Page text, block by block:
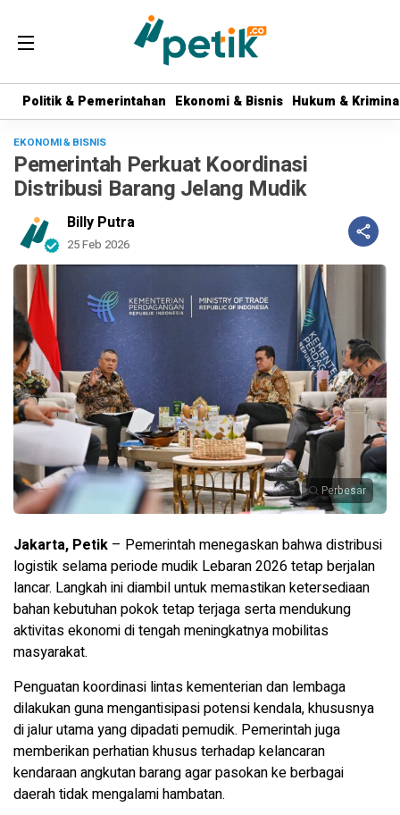
Politik & Pemerintahan Ekonomi & Bisnis Hukum &
Politik & Pemerintahan Ekonomi & Bisnis Hukum &
EKONOMI & BISNIS
Pemerintah Perkuat Koordinasi
Distribusi Barang Jelang Mudik
Billy Putra
25 Feb 2026
Perbesar
Jakarta, Petik – Pemerintah menegaskan bahwa distribusi
logistik selama periode mudik Lebaran 2026 tetap berjalan
lancar. Langkah ini diambil untuk memastikan ketersediaan
bahan kebutuhan pokok tetap terjaga serta mendukung
aktivitas ekonomi di tengah meningkatnya mobilitas
masyarakat.
Penguatan koordinasi lintas kementerian dan lembaga
dilakukan guna mengantisipasi potensi kendala, khususnya
di jalur utama yang dipadati pemudik. Pemerintah juga
memberikan perhatian khusus terhadap kelancaran
kendaraan angkutan barang agar pasokan ke berbagai
daerah tidak mengalami hambatan.